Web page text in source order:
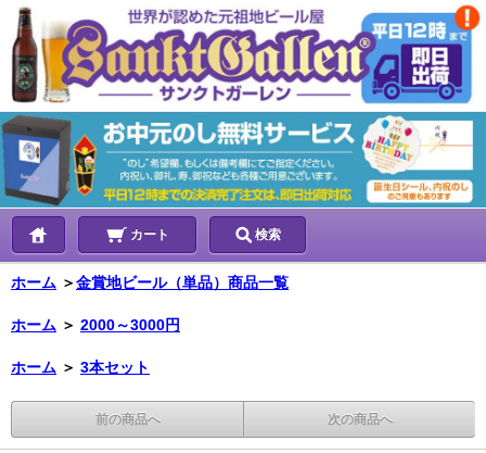
カート 検索
ホーム ＞金賞地ビール（単品）商品一覧
ホーム ＞ 2000～3000円
ホーム ＞ 3本セット
前の商品へ 次の商品へ